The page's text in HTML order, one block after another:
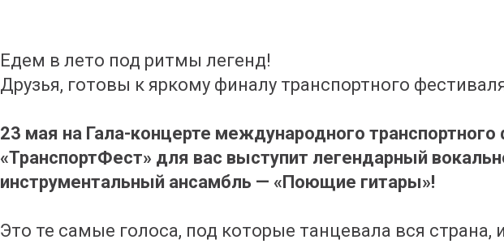
Едем в лето под ритмы легенд!
Друзья, готовы к яркому финалу транспортного
23 мая на Гала-концерте международного транспортного
«ТранспортФест» для вас выступит легендарный
инструментальный ансамбль — «Поющие гитары»!
Это те самые голоса, под которые танцевала вся страна,